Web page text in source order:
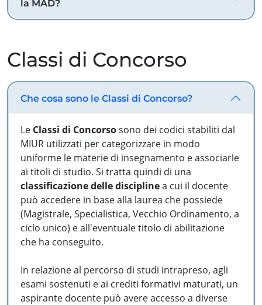
la MAD?
Classi di Concorso
Che cosa sono le Classi di Concorso?
Le Classi di Concorsosono dei codici stabiliti dal
MIUR utilizzati per categorizzare in modo
uniforme le materie di insegnamento e associarle
ai titoli di studio. Si tratta quindi di una
classificazione delle disciplinea cui il docente
può accedere in base alla laurea che possiede
(Magistrale, Specialistica, Vecchio Ordinamento, a
ciclo unico) e all'eventuale titolo di abilitazione
che ha conseguito.
In relazione al percorso di studi intrapreso, agli
esami sostenuti e ai crediti formativi maturati, un
aspirante docente può avere accesso a diverse